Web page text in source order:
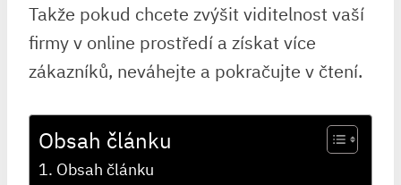
Takže pokud chcete zvýšit viditelnost vaší
firmy v online prostředí a získat více
zákazníků, neváhejte a pokračujte v čtení.
Obsah článku
Obsah článku